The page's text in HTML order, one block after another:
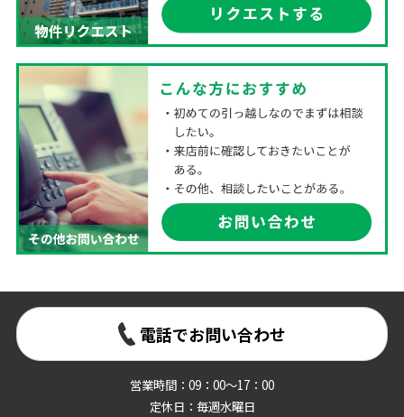
電話でお問い合わせ
営業時間：09：00～17：00
定休日：毎週水曜日